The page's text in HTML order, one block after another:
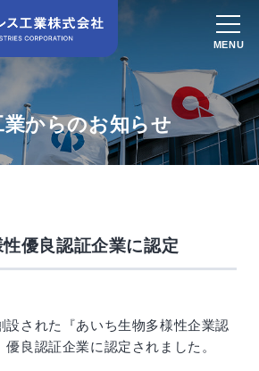
からのお知らせ
優良認証企業に認定
設された『あいち生物多様性企業認
良認証企業に認定されました。